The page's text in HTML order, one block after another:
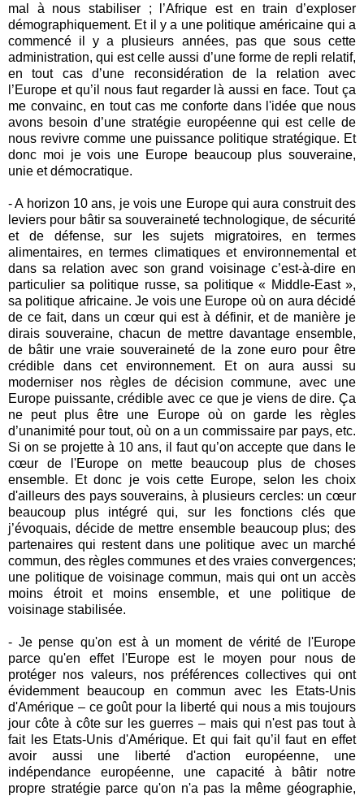
mal à nous stabiliser ; l’Afrique est en train d’exploser
démographiquement. Et il y a une politique américaine qui a
commencé il y a plusieurs années, pas que sous cette
administration, qui est celle aussi d’une forme de repli relatif,
en tout cas d’une reconsidération de la relation avec
l’Europe et qu’il nous faut regarder là aussi en face. Tout ça
me convainc, en tout cas me conforte dans l'idée que nous
avons besoin d’une stratégie européenne qui est celle de
nous revivre comme une puissance politique stratégique. Et
donc moi je vois une Europe beaucoup plus souveraine,
unie et démocratique.
- A horizon 10 ans, je vois une Europe qui aura construit des
leviers pour bâtir sa souveraineté technologique, de sécurité
et de défense, sur les sujets migratoires, en termes
alimentaires, en termes climatiques et environnemental et
dans sa relation avec son grand voisinage c’est-à-dire en
particulier sa politique russe, sa politique « Middle-East »,
sa politique africaine. Je vois une Europe où on aura décidé
de ce fait, dans un cœur qui est à définir, et de manière je
dirais souveraine, chacun de mettre davantage ensemble,
de bâtir une vraie souveraineté de la zone euro pour être
crédible dans cet environnement. Et on aura aussi su
moderniser nos règles de décision commune, avec une
Europe puissante, crédible avec ce que je viens de dire. Ça
ne peut plus être une Europe où on garde les règles
d’unanimité pour tout, où on a un commissaire par pays, etc.
Si on se projette à 10 ans, il faut qu’on accepte que dans le
cœur de l'Europe on mette beaucoup plus de choses
ensemble. Et donc je vois cette Europe, selon les choix
d'ailleurs des pays souverains, à plusieurs cercles: un cœur
beaucoup plus intégré qui, sur les fonctions clés que
j’évoquais, décide de mettre ensemble beaucoup plus; des
partenaires qui restent dans une politique avec un marché
commun, des règles communes et des vraies convergences;
une politique de voisinage commun, mais qui ont un accès
moins étroit et moins ensemble, et une politique de
voisinage stabilisée.
- Je pense qu'on est à un moment de vérité de l'Europe
parce qu'en effet l'Europe est le moyen pour nous de
protéger nos valeurs, nos préférences collectives qui ont
évidemment beaucoup en commun avec les Etats-Unis
d'Amérique – ce goût pour la liberté qui nous a mis toujours
jour côte à côte sur les guerres – mais qui n'est pas tout à
fait les Etats-Unis d'Amérique. Et qui fait qu’il faut en effet
avoir aussi une liberté d'action européenne, une
indépendance européenne, une capacité à bâtir notre
propre stratégie parce qu'on n'a pas la même géographie,